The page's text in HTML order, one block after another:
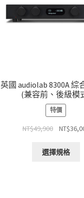
英國 audiolab 8300A 綜
(兼容前、後級模
特價
NT$49,900
原
價
NT$
選擇規格